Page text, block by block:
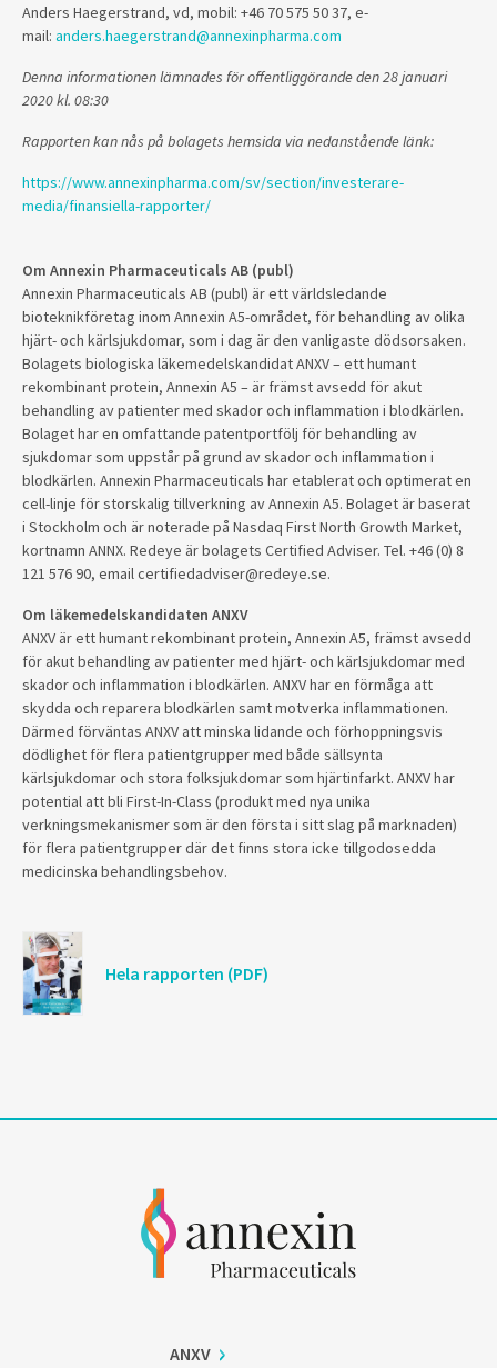
Anders Haegerstrand, vd, mobil: +46 70 575 50 37, e-
mail: anders.haegerstrand@annexinpharma.com
Denna informationen lämnades för offentliggörande den 28 januari
2020 kl. 08:30
Rapporten kan nås på bolagets hemsida via nedanstående länk:
https://www.annexinpharma.com/sv/section/investerare-
media/finansiella-rapporter/
Om Annexin Pharmaceuticals AB (publ)
Annexin Pharmaceuticals AB (publ) är ett världsledande
bioteknikföretag inom Annexin A5-området, för behandling av olika
hjärt- och kärlsjukdomar, som i dag är den vanligaste dödsorsaken.
Bolagets biologiska läkemedelskandidat ANXV – ett humant
rekombinant protein, Annexin A5 – är främst avsedd för akut
behandling av patienter med skador och inflammation i blodkärlen.
Bolaget har en omfattande patentportfölj för behandling av
sjukdomar som uppstår på grund av skador och inflammation i
blodkärlen. Annexin Pharmaceuticals har etablerat och optimerat en
cell-linje för storskalig tillverkning av Annexin A5. Bolaget är baserat
i Stockholm och är noterade på Nasdaq First North Growth Market,
kortnamn ANNX. Redeye är bolagets Certified Adviser. Tel. +46 (0) 8
121 576 90, email certifiedadviser@redeye.se.
Om läkemedelskandidaten ANXV
ANXV är ett humant rekombinant protein, Annexin A5, främst avsedd
för akut behandling av patienter med hjärt- och kärlsjukdomar med
skador och inflammation i blodkärlen. ANXV har en förmåga att
skydda och reparera blodkärlen samt motverka inflammationen.
Därmed förväntas ANXV att minska lidande och förhoppningsvis
dödlighet för flera patientgrupper med både sällsynta
kärlsjukdomar och stora folksjukdomar som hjärtinfarkt. ANXV har
potential att bli First-In-Class (produkt med nya unika
verkningsmekanismer som är den första i sitt slag på marknaden)
för flera patientgrupper där det finns stora icke tillgodosedda
medicinska behandlingsbehov.
Hela rapporten (PDF)
ANXV